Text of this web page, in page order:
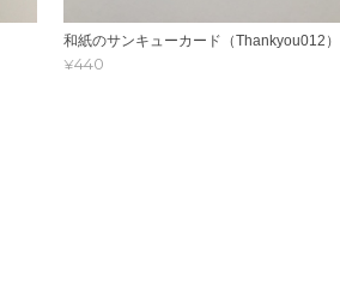
和紙のサンキューカード（Thankyou012）
¥440